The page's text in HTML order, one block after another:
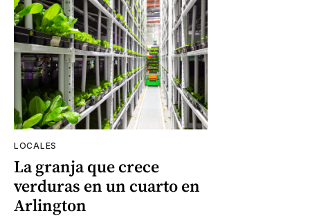
LOCALES
La granja que crece
verduras en un cuarto en
Arlington